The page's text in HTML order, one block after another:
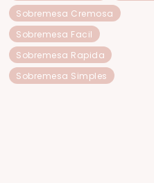
Sobremesa Cremosa
Sobremesa Facil
Sobremesa Rapida
Sobremesa Simples